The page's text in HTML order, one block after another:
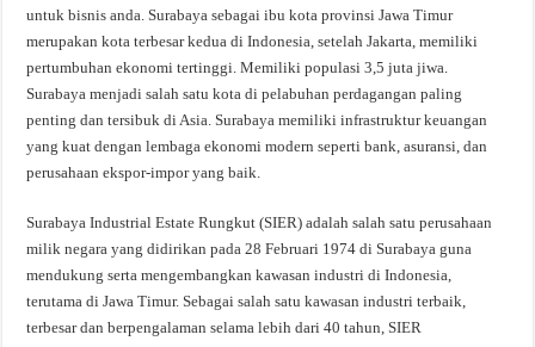
untuk bisnis anda. Surabaya sebagai ibu kota provinsi Jawa Timur
merupakan kota terbesar kedua di Indonesia, setelah Jakarta, memiliki
pertumbuhan ekonomi tertinggi. Memiliki populasi 3,5 juta jiwa.
Surabaya menjadi salah satu kota di pelabuhan perdagangan paling
penting dan tersibuk di Asia. Surabaya memiliki infrastruktur keuangan
yang kuat dengan lembaga ekonomi modern seperti bank, asuransi, dan
perusahaan ekspor-impor yang baik.
Surabaya Industrial Estate Rungkut (SIER) adalah salah satu perusahaan
milik negara yang didirikan pada 28 Februari 1974 di Surabaya guna
mendukung serta mengembangkan kawasan industri di Indonesia,
terutama di Jawa Timur. Sebagai salah satu kawasan industri terbaik,
terbesar dan berpengalaman selama lebih dari 40 tahun, SIER